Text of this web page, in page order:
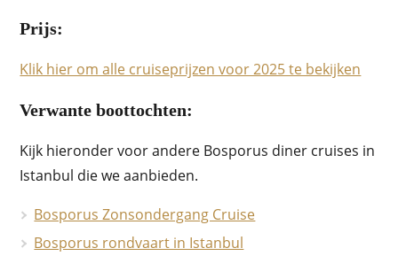
Prijs:
Klik hier om alle cruiseprijzen voor 2025 te bekijken
Verwante boottochten:
Kijk hieronder voor andere Bosporus diner cruises in
Istanbul die we aanbieden.
Bosporus Zonsondergang Cruise
Bosporus rondvaart in Istanbul